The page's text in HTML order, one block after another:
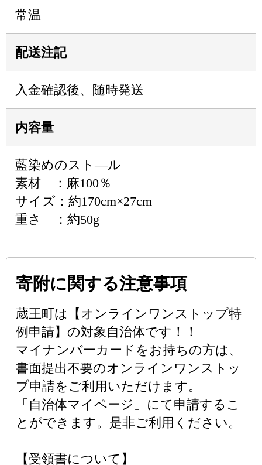
常温
配送注記
入金確認後、随時発送
内容量
藍染めのスト―ル
素材 ：麻100％
サイズ：約170cm×27cm
重さ ：約50g
寄附に関する注意事項
蔵王町は【オンラインワンストップ特
例申請】の対象自治体です！！
マイナンバーカードをお持ちの方は、
書面提出不要のオンラインワンストッ
プ申請をご利用いただけます。
「自治体マイページ」にて申請するこ
とができます。是非ご利用ください。
【受領書について】